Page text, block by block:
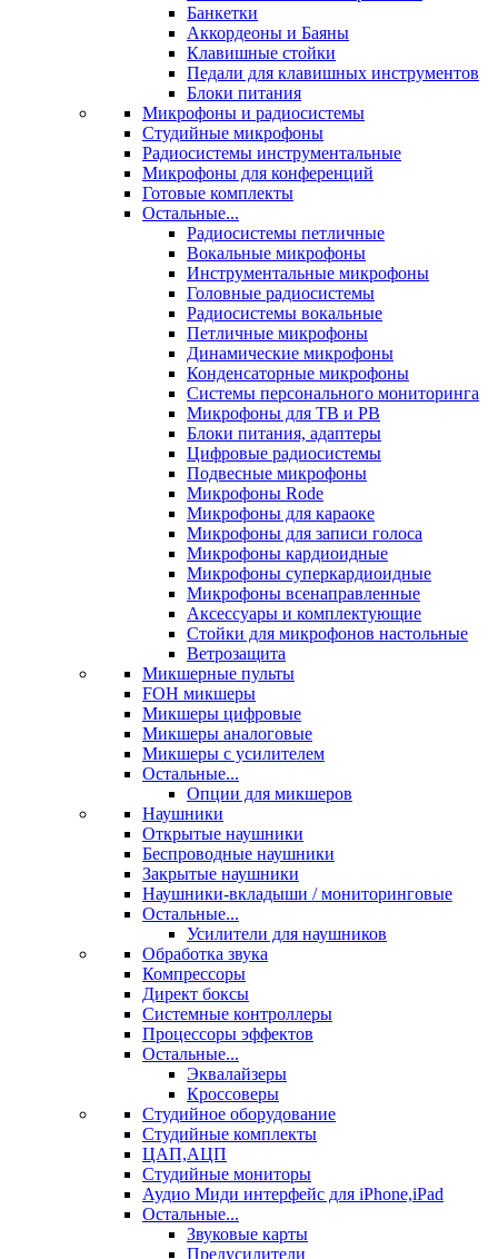
Банкетки
Аккордеоны и Баяны
Клавишные стойки
Педали для клавишных инструментов
Блоки питания
Микрофоны и радиосистемы
Студийные микрофоны
Радиосистемы инструментальные
Микрофоны для конференций
Готовые комплекты
Остальные...
Радиосистемы петличные
Вокальные микрофоны
Инструментальные микрофоны
Головные радиосистемы
Радиосистемы вокальные
Петличные микрофоны
Динамические микрофоны
Конденсаторные микрофоны
Системы персонального мониторинга
Микрофоны для ТВ и РВ
Блоки питания, адаптеры
Цифровые радиосистемы
Подвесные микрофоны
Микрофоны Rode
Микрофоны для караоке
Микрофоны для записи голоса
Микрофоны кардиоидные
Микрофоны суперкардиоидные
Микрофоны всенаправленные
Аксессуары и комплектующие
Стойки для микрофонов настольные
Ветрозащита
Микшерные пульты
FOH микшеры
Микшеры цифровые
Микшеры аналоговые
Микшеры с усилителем
Остальные...
Опции для микшеров
Наушники
Открытые наушники
Беспроводные наушники
Закрытые наушники
Наушники-вкладыши / мониторинговые
Остальные...
Усилители для наушников
Обработка звука
Компрессоры
Директ боксы
Системные контроллеры
Процессоры эффектов
Остальные...
Эквалайзеры
Кроссоверы
Студийное оборудование
Студийные комплекты
ЦАП,АЦП
Студийные мониторы
Аудио Миди интерфейс для iPhone,iPad
Остальные...
Звуковые карты
Предусилители